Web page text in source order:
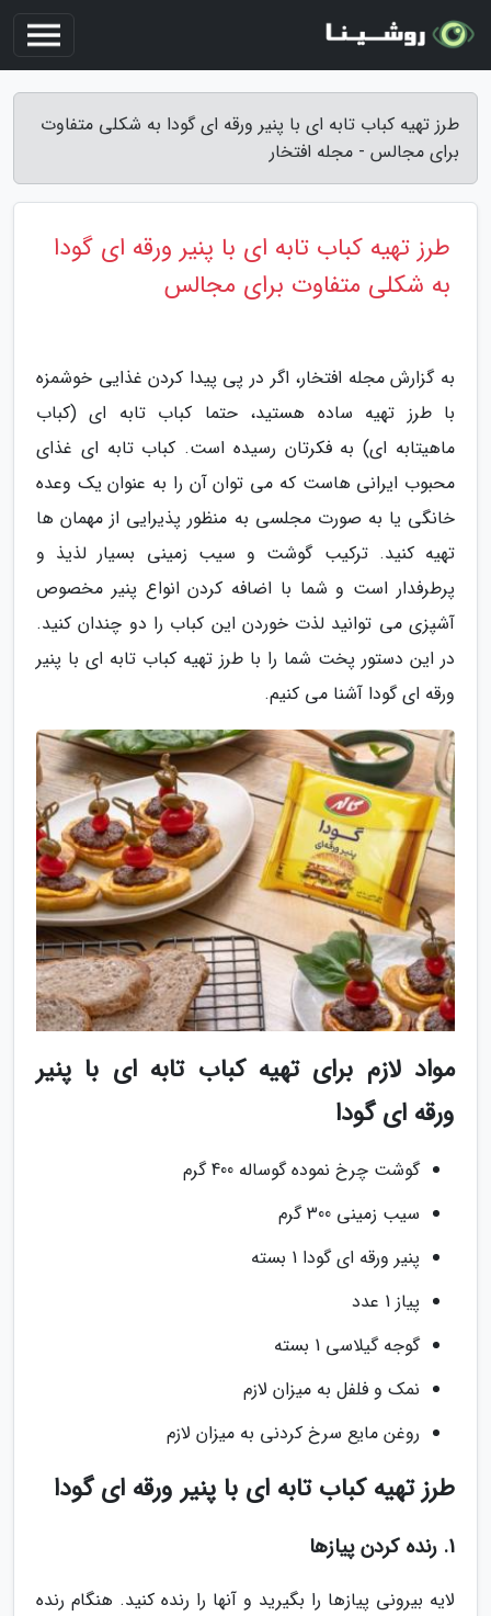
طرز تهیه کباب تابه ای با پنیر ورقه ای گودا به شکلی متفاوت
برای مجالس - مجله افتخار
طرز تهیه کباب تابه ای با پنیر ورقه ای گودا
به شکلی متفاوت برای مجالس
به گزارش مجله افتخار، اگر در پی پیدا کردن غذایی خوشمزه
با طرز تهیه ساده هستید، حتما کباب تابه ای (کباب
ماهیتابه ای) به فکرتان رسیده است. کباب تابه ای غذای
محبوب ایرانی هاست که می توان آن را به عنوان یک وعده
خانگی یا به صورت مجلسی به منظور پذیرایی از مهمان ها
تهیه کنید. ترکیب گوشت و سیب زمینی بسیار لذیذ و
پرطرفدار است و شما با اضافه کردن انواع پنیر مخصوص
آشپزی می توانید لذت خوردن این کباب را دو چندان کنید.
در این دستور پخت شما را با طرز تهیه کباب تابه ای با پنیر
ورقه ای گودا آشنا می کنیم.
مواد لازم برای تهیه کباب تابه ای با پنیر
ورقه ای گودا
گوشت چرخ نموده گوساله 400 گرم
سیب زمینی 300 گرم
پنیر ورقه ای گودا 1 بسته
پیاز 1 عدد
گوجه گیلاسی 1 بسته
نمک و فلفل به میزان لازم
روغن مایع سرخ کردنی به میزان لازم
طرز تهیه کباب تابه ای با پنیر ورقه ای گودا
1. رنده کردن پیازها
لایه بیرونی پیازها را بگیرید و آنها را رنده کنید. هنگام رنده